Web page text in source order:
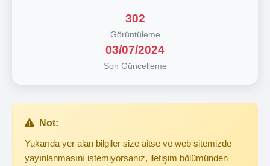
302
Görüntüleme
03/07/2024
Son Güncelleme
Not:
Yukarıda yer alan bilgiler size aitse ve web sitemizde
yayınlanmasını istemiyorsanız, iletişim bölümünden